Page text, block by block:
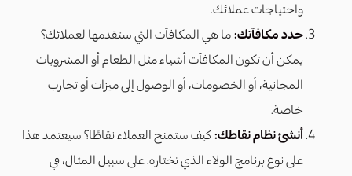
واحتياجات عملائك.
حدد مكافآتك: ما هي المكافآت التي ستقدمها لعملائك؟
يمكن أن تكون المكافآت أشياء مثل الطعام أو المشروبات
المجانية، أو الخصومات، أو الوصول إلى ميزات أو تجارب
خاصة.
أنشئ نظام نقاطك: كيف ستمنح العملاء نقاطًا؟ سيعتمد هذا
على نوع برنامج الولاء الذي تختاره. على سبيل المثال، في